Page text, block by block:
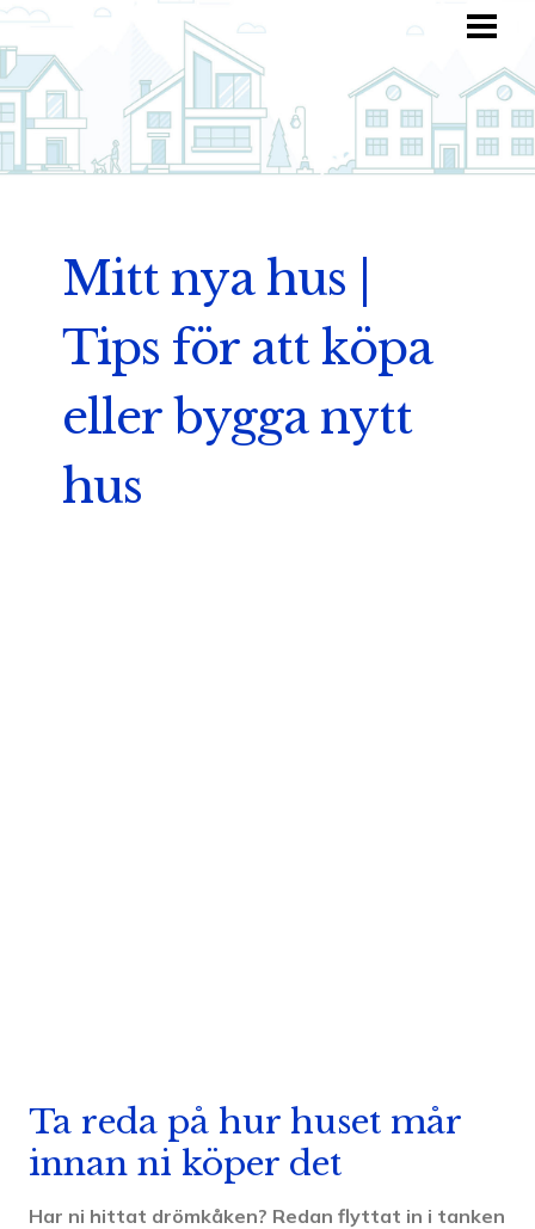
HITTA INSPIRATION
TOTALKOSTNAD
ANVÄND DIN FANTASI
Mitt nya hus |
Tips för att köpa
eller bygga nytt
hus
Ta reda på hur huset mår
innan ni köper det
Har ni hittat drömkåken? Redan flyttat in i tanken